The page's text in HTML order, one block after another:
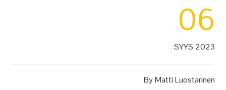
06
SYYS 2023
ByMatti Luostarinen